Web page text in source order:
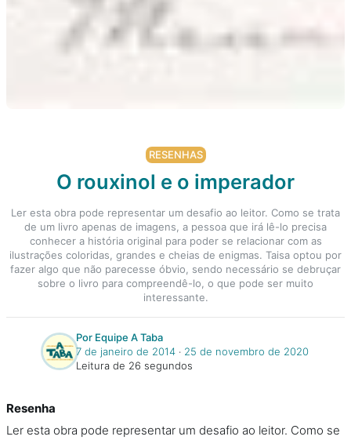
RESENHAS
O rouxinol e o imperador
Ler esta obra pode representar um desafio ao leitor. Como se trata
de um livro apenas de imagens, a pessoa que irá lê-lo precisa
conhecer a história original para poder se relacionar com as
ilustrações coloridas, grandes e cheias de enigmas. Taisa optou por
fazer algo que não parecesse óbvio, sendo necessário se debruçar
sobre o livro para compreendê-lo, o que pode ser muito
interessante.
Por Equipe A Taba
7 de janeiro de 2014‧ 25 de novembro de 2020
Leitura de 26 segundos
Resenha
Ler esta obra pode representar um desafio ao leitor. Como se